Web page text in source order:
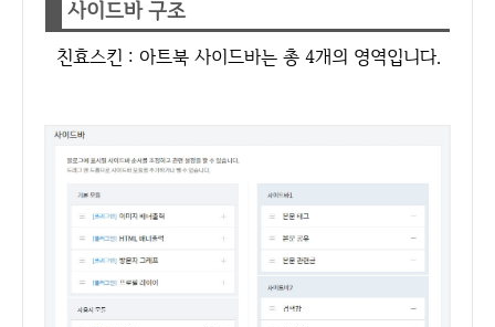
사이드바 구조
친효스킨 : 아트북 사이드바는 총 4개의 영역입니다.